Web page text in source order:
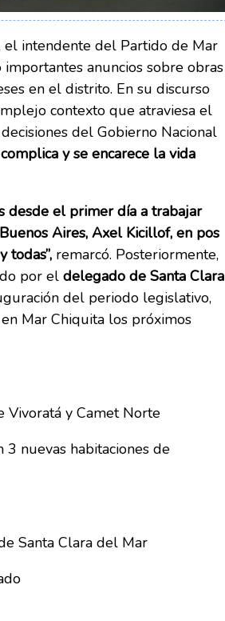
intendente del Partido de Mar
importantes anuncios sobre obras
en el distrito. En su discurso
contexto que atraviesa el
del Gobierno Nacional
y se encarece la vida
desde el primer día a trabajar
Aires, Axel Kicillof, en pos
todas”, remarcó. Posteriormente,
por el delegado de Santa Clara
del periodo legislativo,
Mar Chiquita los próximos
Vivoratá y Camet Norte
3 nuevas habitaciones de
Santa Clara del Mar